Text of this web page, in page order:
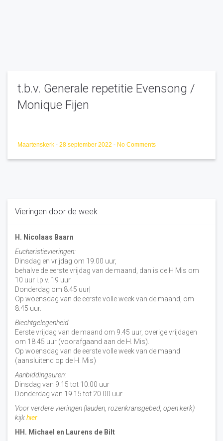
t.b.v. Generale repetitie Evensong /
Monique Fijen
Maartenskerk - 28 september 2022 - No Comments
Vieringen door de week
H. Nicolaas Baarn
Eucharistievieringen:
Dinsdag en vrijdag om 19.00 uur,
behalve de eerste vrijdag van de maand, dan is de H Mis om
10 uur i.p.v. 19 uur
Donderdag om 8.45 uur|
Op woensdag van de eerste volle week van de maand, om
8:45 uur.
Biechtgelegenheid
Eerste vrijdag van de maand om 9.45 uur, overige vrijdagen
om 18.45 uur (voorafgaand aan de H. Mis).
Op woensdag van de eerste volle week van de maand
(aansluitend op de H. Mis)
Aanbiddingsuren:
Dinsdag van 9.15 tot 10.00 uur
Donderdag van 19.15 tot 20.00 uur
Voor verdere vieringen (lauden, rozenkransgebed, open kerk)
kijkhier
HH. Michael en Laurens de Bilt